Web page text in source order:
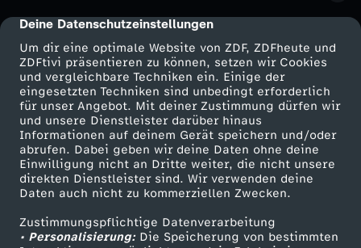
cmp-dialog-description
Deine Datenschutzeinstellungen
Um dir eine optimale Website von ZDF, ZDFheute und
ZDFtivi präsentieren zu können, setzen wir Cookies
und vergleichbare Techniken ein. Einige der
eingesetzten Techniken sind unbedingt erforderlich
für unser Angebot. Mit deiner Zustimmung dürfen wir
und unsere Dienstleister darüber hinaus
Informationen auf deinem Gerät speichern und/oder
abrufen. Dabei geben wir deine Daten ohne deine
Einwilligung nicht an Dritte weiter, die nicht unsere
direkten Dienstleister sind. Wir verwenden deine
Daten auch nicht zu kommerziellen Zwecken.
Zustimmungspflichtige Datenverarbeitung
• Personalisierung:Die Speicherung von bestimmten
E
i
n
d
ü
s
Mehr ZDF
ZDF-Apps
Smart TV
ZDFtext
Livestreams
Service
ZDFmitreden
Kontakt zum ZDF
Tickets
Zuschauerservice